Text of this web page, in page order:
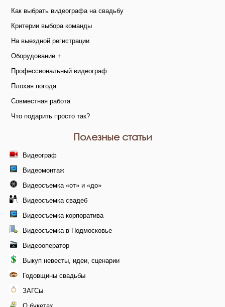
Как выбрать видеографа на свадьбу
Критерии выбора команды
На выездной регистрации
Оборудование +
Профессиональный видеограф
Плохая погода
Совместная работа
Что подарить просто так?
Полезные статьи
Видеограф
Видеомонтаж
Видеосъемка «от» и «до»
Видеосъемка свадеб
Видеосъемка корпоратива
Видеосъемка в Подмосковье
Видеооператор
Выкуп невесты, идеи, сценарии
Годовщины свадьбы
ЗАГСы